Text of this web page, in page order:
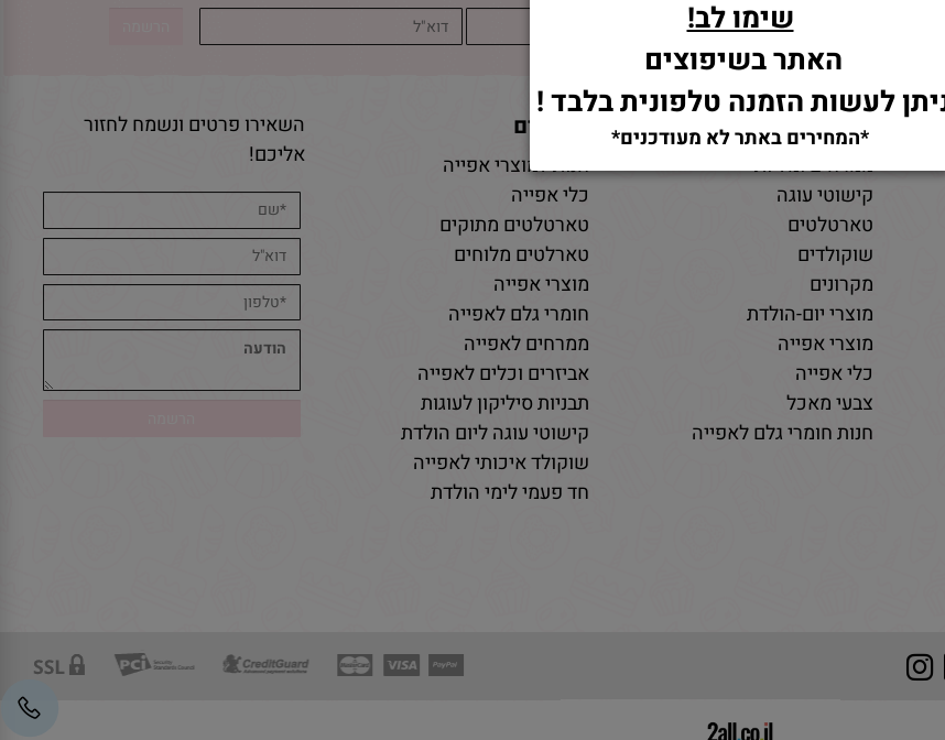
פרטים!
מוצרים
ממרחים ומליות
קישוטי עוגה
טארטלטים
שוקולדים
מקרונים
מוצרי יום-הולדת
מוצרי אפייה
כלי אפייה
צבעי מאכל
חנות חומרי גלם לאפייה
מאמרים
חנות למוצרי אפייה
כלי אפייה
טארטלטים מתוקים
טארלטים מלוחים
מוצרי אפייה
חומרי גלם לאפייה
ממרחים לאפייה
אביזרים וכלים לאפייה
תבניות סיליקון לעוגות
קישוטי עוגה ליום הולדת
שוקולד איכותי לאפייה
חד פעמי לימי הולדת
השאירו פרטים ונשמח לחזור
אליכם!
שימו לב!
האתר בשיפוצים
לעשות הזמנה טלפונית בלבד !
*המחירים באתר לא מעודכנים*